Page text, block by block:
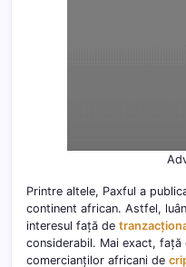
Printre altele, Paxful a
continent african. Astfel,
interesul față de
considerabil. Mai exact, față
comercianților africani de